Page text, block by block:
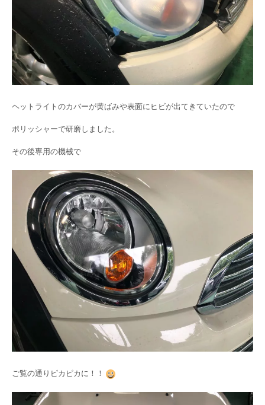
ヘットライトのカバーが黄ばみや表面にヒビが出てきていたので
ポリッシャーで研磨しました。
その後専用の機械で
ご覧の通りピカピカに！！